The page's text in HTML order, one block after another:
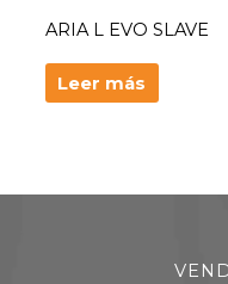
ARIA L EVO SLAVE
Leer más